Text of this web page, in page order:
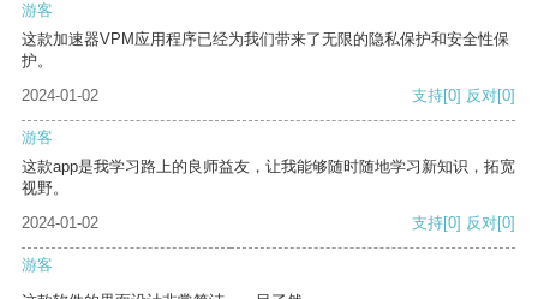
游客
这款加速器VPM应用程序已经为我们带来了无限的隐私保护和安全性保
护。
2024-01-02
支持[0] 反对[0]
游客
这款app是我学习路上的良师益友，让我能够随时随地学习新知识，拓宽
视野。
2024-01-02
支持[0] 反对[0]
游客